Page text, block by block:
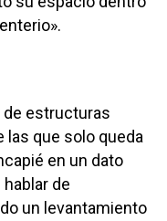
estructuras
las que solo queda
en un dato
de
un levantamiento